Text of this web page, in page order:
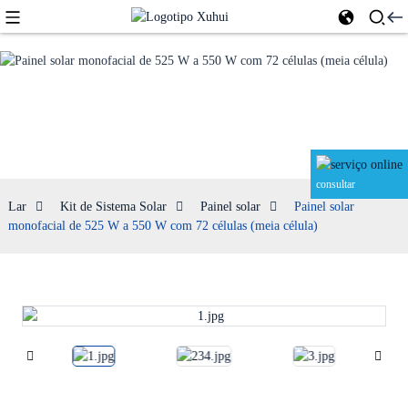
consultar
Lar Kit de Sistema Solar Painel solar
Painel solar
monofacial de 525 W a 550 W com 72 células (meia célula)